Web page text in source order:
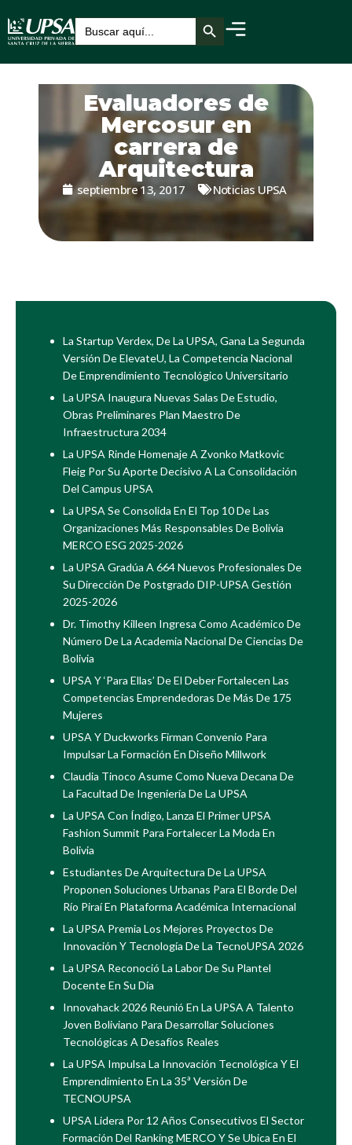
Buscar: Botón de búsqueda
Evaluadores de
Mercosur en
carrera de
Arquitectura
septiembre 13, 2017 Noticias UPSA
La Startup Verdex, De La UPSA, Gana La Segunda
Versión De ElevateU, La Competencia Nacional
De Emprendimiento Tecnológico Universitario
La UPSA Inaugura Nuevas Salas De Estudio,
Obras Preliminares Plan Maestro De
Infraestructura 2034
La UPSA Rinde Homenaje A Zvonko Matkovic
Fleig Por Su Aporte Decisivo A La Consolidación
Del Campus UPSA
La UPSA Se Consolida En El Top 10 De Las
Organizaciones Más Responsables De Bolivia
MERCO ESG 2025-2026
La UPSA Gradúa A 664 Nuevos Profesionales De
Su Dirección De Postgrado DIP-UPSA Gestión
2025-2026
Dr. Timothy Killeen Ingresa Como Académico De
Número De La Academia Nacional De Ciencias De
Bolivia
UPSA Y ‘Para Ellas’ De El Deber Fortalecen Las
Competencias Emprendedoras De Más De 175
Mujeres
UPSA Y Duckworks Firman Convenio Para
Impulsar La Formación En Diseño Millwork
Claudia Tinoco Asume Como Nueva Decana De
La Facultad De Ingeniería De La UPSA
La UPSA Con Índigo, Lanza El Primer UPSA
Fashion Summit Para Fortalecer La Moda En
Bolivia
Estudiantes De Arquitectura De La UPSA
Proponen Soluciones Urbanas Para El Borde Del
Río Piraí En Plataforma Académica Internacional
La UPSA Premia Los Mejores Proyectos De
Innovación Y Tecnología De La TecnoUPSA 2026
La UPSA Reconoció La Labor De Su Plantel
Docente En Su Día
Innovahack 2026 Reunió En La UPSA A Talento
Joven Boliviano Para Desarrollar Soluciones
Tecnológicas A Desafíos Reales
La UPSA Impulsa La Innovación Tecnológica Y El
Emprendimiento En La 35ª Versión De
TECNOUPSA
UPSA Lidera Por 12 Años Consecutivos El Sector
Formación Del Ranking MERCO Y Se Ubica En El